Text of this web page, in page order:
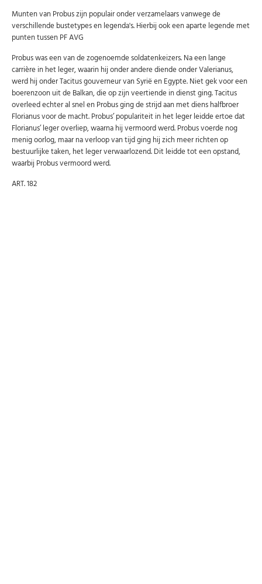
Munten van Probus zijn populair onder verzamelaars vanwege de
verschillende bustetypes en legenda's. Hierbij ook een aparte legende met
punten tussen PF AVG
Probus was een van de zogenoemde soldatenkeizers. Na een lange
carrière in het leger, waarin hij onder andere diende onder Valerianus,
werd hij onder Tacitus gouverneur van Syrië en Egypte. Niet gek voor een
boerenzoon uit de Balkan, die op zijn veertiende in dienst ging. Tacitus
overleed echter al snel en Probus ging de strijd aan met diens halfbroer
Florianus voor de macht. Probus’ populariteit in het leger leidde ertoe dat
Florianus’ leger overliep, waarna hij vermoord werd. Probus voerde nog
menig oorlog, maar na verloop van tijd ging hij zich meer richten op
bestuurlijke taken, het leger verwaarlozend. Dit leidde tot een opstand,
waarbij Probus vermoord werd.
ART. 182